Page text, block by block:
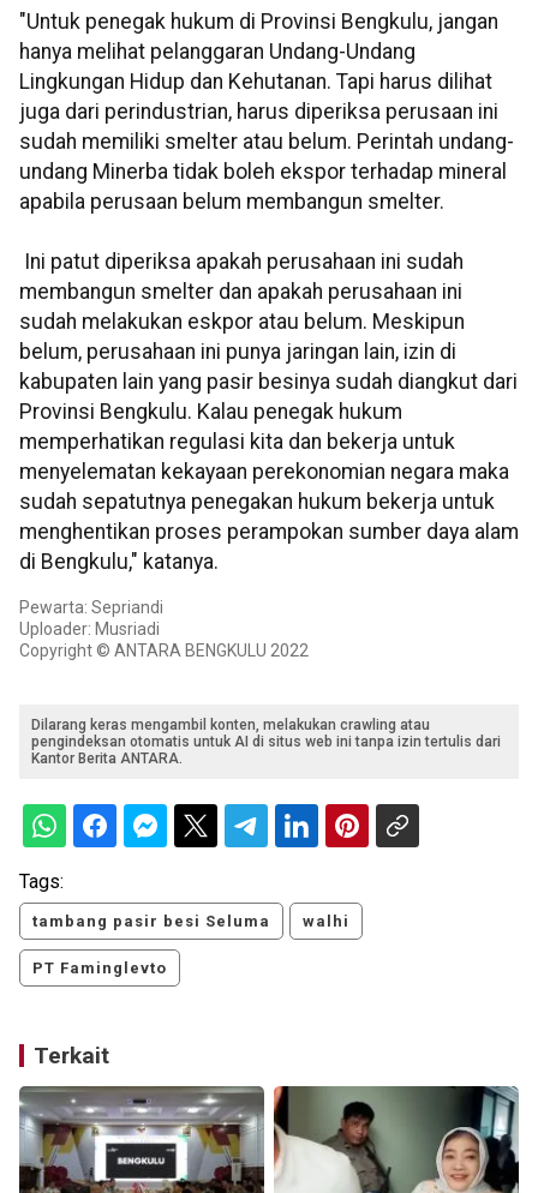
"Untuk penegak hukum di Provinsi Bengkulu, jangan
hanya melihat pelanggaran Undang-Undang
Lingkungan Hidup dan Kehutanan. Tapi harus dilihat
juga dari perindustrian, harus diperiksa perusaan ini
sudah memiliki smelter atau belum. Perintah undang-
undang Minerba tidak boleh ekspor terhadap mineral
apabila perusaan belum membangun smelter.
Ini patut diperiksa apakah perusahaan ini sudah
membangun smelter dan apakah perusahaan ini
sudah melakukan eskpor atau belum. Meskipun
belum, perusahaan ini punya jaringan lain, izin di
kabupaten lain yang pasir besinya sudah diangkut dari
Provinsi Bengkulu. Kalau penegak hukum
memperhatikan regulasi kita dan bekerja untuk
menyelematan kekayaan perekonomian negara maka
sudah sepatutnya penegakan hukum bekerja untuk
menghentikan proses perampokan sumber daya alam
di Bengkulu," katanya.
Pewarta: Sepriandi
Uploader: Musriadi
Copyright © ANTARA BENGKULU 2022
Dilarang keras mengambil konten, melakukan crawling atau
pengindeksan otomatis untuk AI di situs web ini tanpa izin tertulis dari
Kantor Berita ANTARA.
Tags:
tambang pasir besi Seluma walhi
PT Faminglevto
Terkait